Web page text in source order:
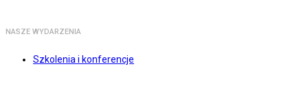
NASZE WYDARZENIA
Szkolenia i konferencje